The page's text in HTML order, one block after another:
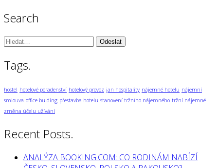
Search
Vyhledávání:
Tags.
hostel hotelové poradenství hotelový provoz jan hospitality nájemné hotelu nájemní
smlouva office bulding přestavba hotelu stanovení tržního nájemného tržní nájemné
změna účelu užívání
Recent Posts.
ANALÝZA BOOKING.COM: CO RODINÁM NABÍZÍ